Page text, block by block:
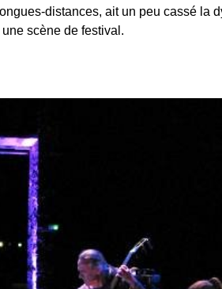
distances, ait un peu cassé la
scène de festival.